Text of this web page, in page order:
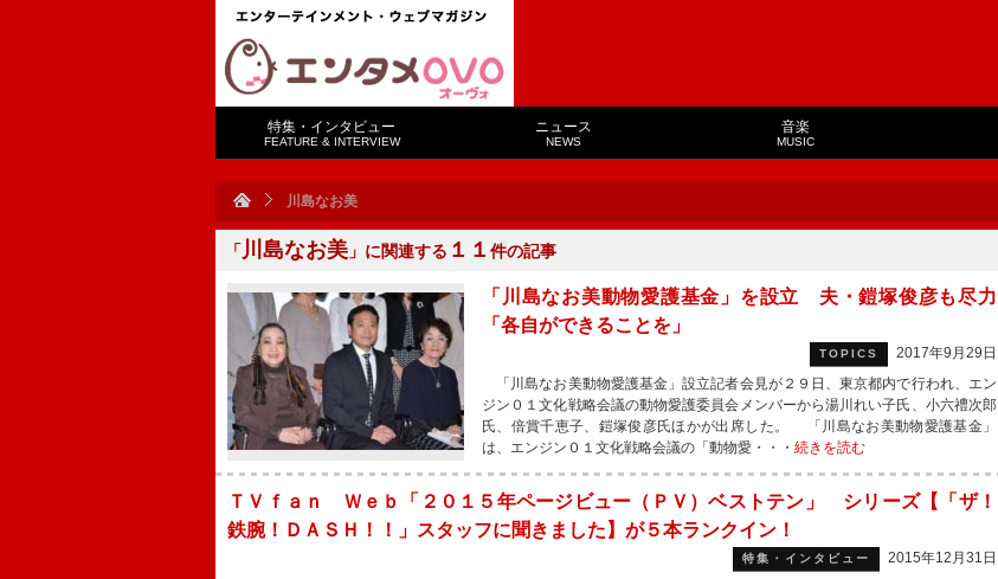
特集・インタビュー
FEATURE & INTERVIEW
ニュース
NEWS
音楽
MUSIC
川島なお美
「川島なお美 」に関連する １１ 件の記事
「川島なお美動物愛護基金」を設立 夫・鎧塚俊彦も尽力
「各自ができることを」
TOPICS
2017年9月29日
「川島なお美動物愛護基金」設立記者会見が２９日、東京都内で行われ、エン
ジン０１文化戦略会議の動物愛護委員会メンバーから湯川れい子氏、小六禮次郎
氏、倍賞千恵子、鎧塚俊彦氏ほかが出席した。 「川島なお美動物愛護基金」
は、エンジン０１文化戦略会議の「動物愛・・・ 続きを読む
ＴＶｆａｎ Ｗｅｂ「２０１５年ページビュー（ＰＶ）ベストテン」 シリーズ【「ザ！
鉄腕！ＤＡＳＨ！！」スタッフに聞きました】が５本ランクイン！
特集・インタビュー
2015年12月31日